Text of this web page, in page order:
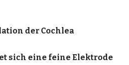
der Cochlea
sich eine feine Elektrode